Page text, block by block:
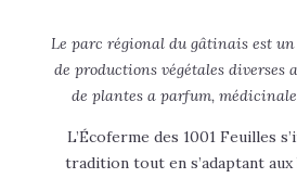
Le parc régional du gâtinais est
de productions végétales
de plantes a parfum,
L’Écoferme des 1001 Feuilles
tradition tout en s’adaptant